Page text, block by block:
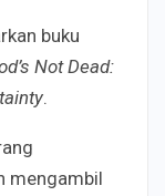
buku
Not Dead:
.
mengambil